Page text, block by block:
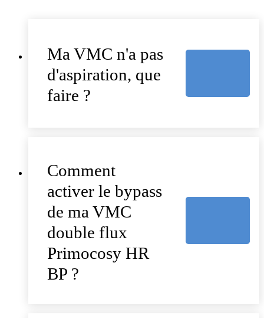
Ma VMC n'a pas
d'aspiration, que
faire ?
Comment
activer le bypass
de ma VMC
double flux
Primocosy HR
BP ?